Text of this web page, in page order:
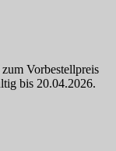
Vorbestellpreis
bis 20.04.2026.